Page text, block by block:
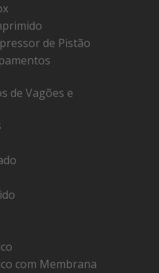
de Pistão
de Vagões e
com Membrana